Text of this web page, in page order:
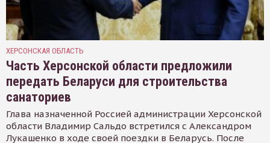
ХЕРСОНСКАЯ ОБЛАСТЬ
Часть Херсонской области предложили
передать Беларуси для строительства
санаториев
Глава назначенной Россией администрации Херсонской
области Владимир Сальдо встретился с Александром
Лукашенко в ходе своей поездки в Беларусь. После